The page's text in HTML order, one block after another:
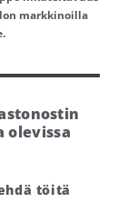
markkinoilla
olevissa
töitä